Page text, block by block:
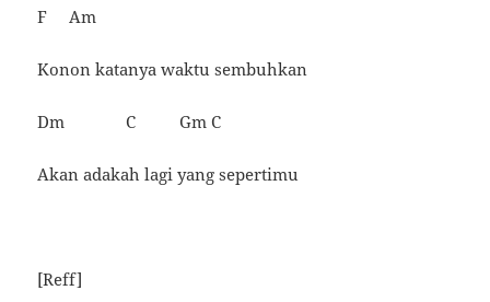
F Am
Konon katanya waktu sembuhkan
Dm C Gm C
Akan adakah lagi yang sepertimu
[Reff]